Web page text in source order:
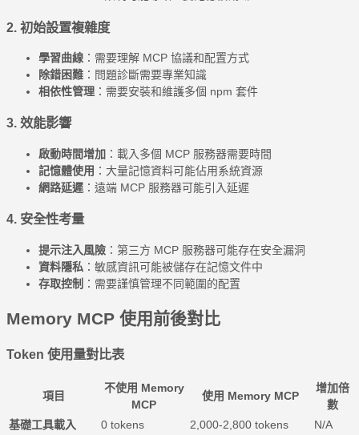
2. 初始設置複雜度
學習曲線 ：需要理解 MCP 協議和配置方式
除錯困難 ：問題診斷需要專業知識
相依性管理 ：需要安裝和維護多個 npm 套件
3. 效能影響
啟動時間增加 ：載入多個 MCP 服務器需要時間
記憶體使用 ：大量記憶資料可能佔用系統資源
網路延遲 ：遠端 MCP 服務器可能引入延遲
4. 安全性考量
提示注入風險 ：第三方 MCP 服務器可能存在安全漏洞
資料隱私 ：敏感資訊可能被儲存在記憶文件中
存取控制 ：需要謹慎管理不同範圍的配置
Memory MCP 使用前後對比
Token 使用量對比表
項目
不使用 Memory
MCP
使用 Memory MCP
增加倍
數
基礎工具載入
0 tokens 2,000-2,800 tokens
N/A